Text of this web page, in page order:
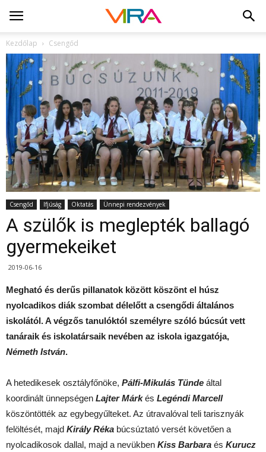
Kezdőlap Csengőd
Csengőd Ifjúság Oktatás Ünnepi rendezvények
A szülők is meglepték ballagó
gyermekeiket
2019-06-16
Megható és derűs pillanatok között köszönt el húsz
nyolcadikos diák szombat délelőtt a csengődi általános
iskolától. A végzős tanulóktól személyre szóló búcsút vett
tanáraik és iskolatársaik nevében az iskola igazgatója,
Németh István.
A hetedikesek osztályfőnöke, Pálfi-Mikulás Tünde által
koordinált ünnepségen Lajter Márkés Legéndi Marcell
köszöntötték az egybegyűlteket. Az útravalóval teli tarisznyák
felöltését, majd Király Réka búcsúztató versét követően a
nyolcadikosok dallal, majd a nevükben Kiss Barbara és Kurucz